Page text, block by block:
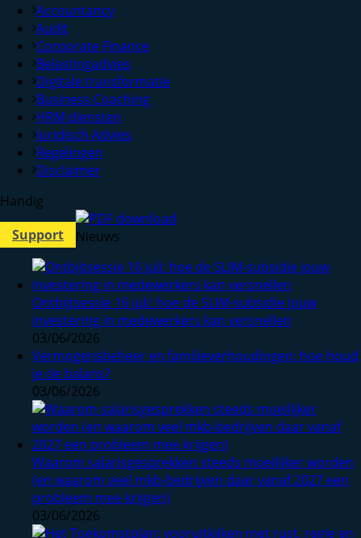
Accountancy
Audit
Corporate Finance
Belastingadvies
Digitale transformatie
Business Coaching
HRM diensten
Juridisch Advies
Regelingen
Disclaimer
Handig
Support
Nieuws
Ontbijtsessie 16 juli: hoe de SLIM-subsidie jouw
investering in medewerkers kan versnellen
03/06/2026
Vermogensbeheer en familieverhoudingen: hoe houd
je de balans?
03/06/2026
Waarom salarisgesprekken steeds moeilijker worden
(en waarom veel mkb-bedrijven daar vanaf 2027 een
probleem mee krijgen)
03/06/2026